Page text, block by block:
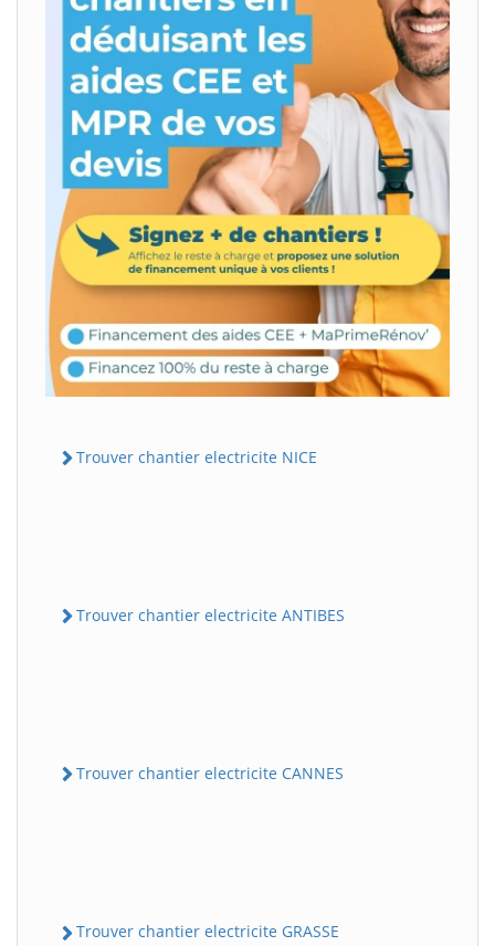
Trouver chantier electricite NICE
Trouver chantier electricite ANTIBES
Trouver chantier electricite CANNES
Trouver chantier electricite GRASSE